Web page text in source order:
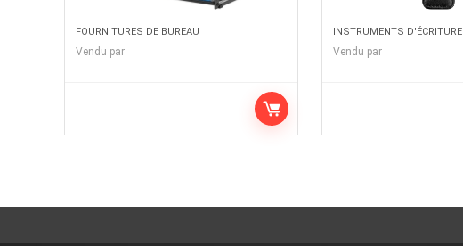
FOURNITURES DE BUREAU
Vendu par
INSTRUMENTS D'ÉCRITURE
Vendu par